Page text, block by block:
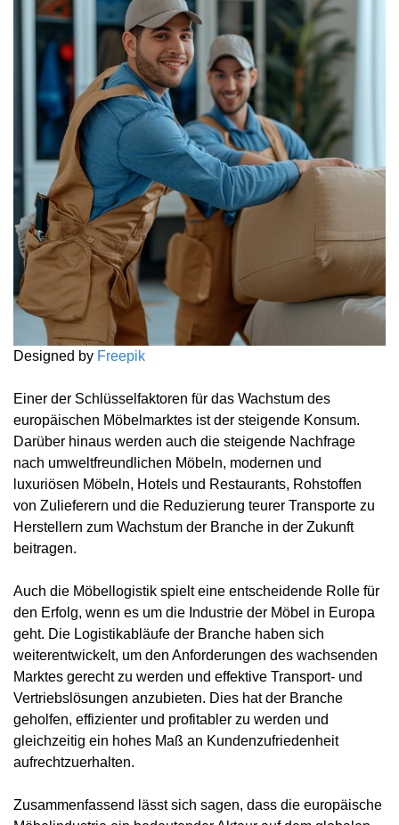
Designed by Freepik
Einer der Schlüsselfaktoren für das Wachstum des
europäischen Möbelmarktes ist der steigende Konsum.
Darüber hinaus werden auch die steigende Nachfrage
nach umweltfreundlichen Möbeln, modernen und
luxuriösen Möbeln, Hotels und Restaurants, Rohstoffen
von Zulieferern und die Reduzierung teurer Transporte zu
Herstellern zum Wachstum der Branche in der Zukunft
beitragen.
Auch die Möbellogistik spielt eine entscheidende Rolle für
den Erfolg, wenn es um die Industrie der Möbel in Europa
geht. Die Logistikabläufe der Branche haben sich
weiterentwickelt, um den Anforderungen des wachsenden
Marktes gerecht zu werden und effektive Transport- und
Vertriebslösungen anzubieten. Dies hat der Branche
geholfen, effizienter und profitabler zu werden und
gleichzeitig ein hohes Maß an Kundenzufriedenheit
aufrechtzuerhalten.
Zusammenfassend lässt sich sagen, dass die europäische